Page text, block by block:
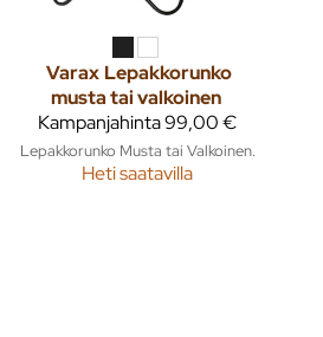
Varax Lepakkorunko
musta tai valkoinen
Kampanjahinta99,00 €
Lepakkorunko Musta tai Valkoinen.
Heti saatavilla